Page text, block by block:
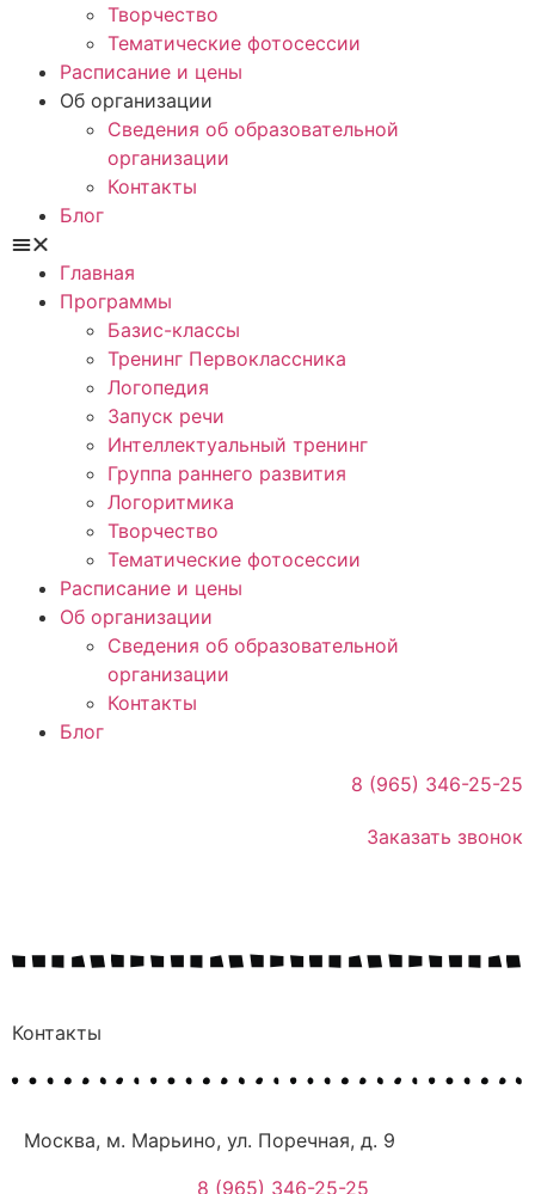
Творчество
Тематические фотосессии
Расписание и цены
Об организации
Сведения об образовательной
организации
Контакты
Блог
Главная
Программы
Базис-классы
Тренинг Первоклассника
Логопедия
Запуск речи
Интеллектуальный тренинг
Группа раннего развития
Логоритмика
Творчество
Тематические фотосессии
Расписание и цены
Об организации
Сведения об образовательной
организации
Контакты
Блог
8 (965) 346-25-25
Заказать звонок
Контакты
Москва, м. Марьино, ул. Поречная, д. 9
8 (965) 346-25-25